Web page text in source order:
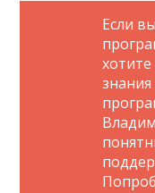
Если